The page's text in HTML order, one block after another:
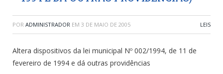
POR ADMINISTRADOR EM 3 DE MAIO DE 2005 LEIS
Altera dispositivos da lei municipal Nº 002/1994, de 11 de
fevereiro de 1994 e dá outras providências